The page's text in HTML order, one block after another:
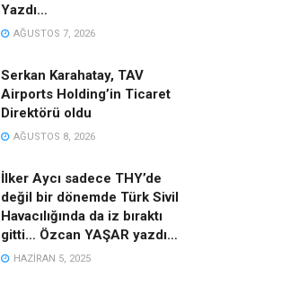
Yazdı…
AĞUSTOS 7, 2026
Serkan Karahatay, TAV
Airports Holding’in Ticaret
Direktörü oldu
AĞUSTOS 8, 2026
İlker Aycı sadece THY’de
değil bir dönemde Türk Sivil
Havacılığında da iz bıraktı
gitti… Özcan YAŞAR yazdı…
HAZIRAN 5, 2025